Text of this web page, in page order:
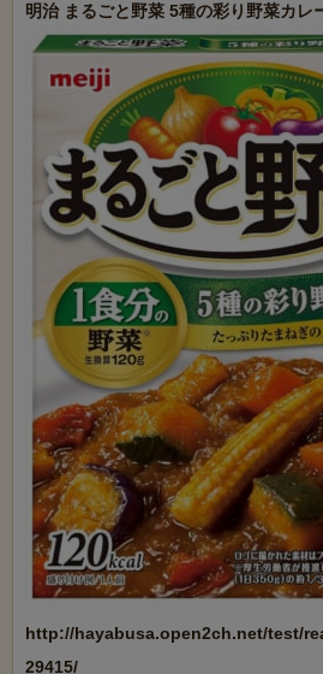
http://hayabusa.open2ch.net/test/
29415/